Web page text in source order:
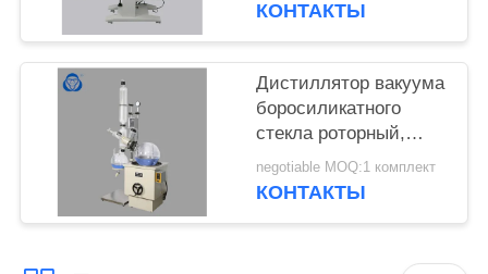
КОНТАКТЫ
Дистиллятор вакуума
боросиликатного
стекла роторный,
роторный испаритель
20л
negotiable MOQ:1 комплект
КОНТАКТЫ